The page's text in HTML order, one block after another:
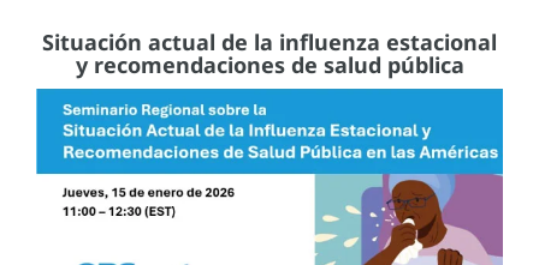
Situación actual de la influenza estacional
y recomendaciones de salud pública